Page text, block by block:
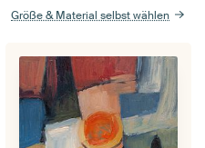
Größe & Material selbst wählen